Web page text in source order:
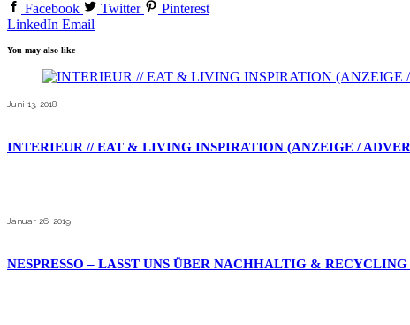
Facebook
Twitter
Pinterest
LinkedIn Email
You may also like
Juni 13, 2018
INTERIEUR // EAT & LIVING INSPIRATION (ANZEIGE /
Januar 26, 2019
NESPRESSO – LASST UNS ÜBER NACHHALTIG &